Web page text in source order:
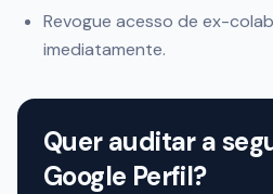
Revogue acesso de ex-
imediatamente.
Quer auditar a
Google Perfil?